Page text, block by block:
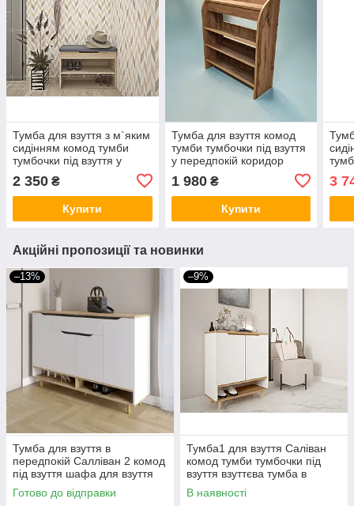
Тумба для взуття з м`яким
сидінням комод тумби
тумбочки під взуття у
взуттєва тумбочка ТО 9
680х360х490 мм.
2 350 ₴
Купити
Тумба для взуття комод
тумби тумбочки під взуття
у передпокій коридор
700х250х8000 мм.
1 980₴
Купити
3
Акційні пропозиції та новинки
–13%
Тумба для взуття в
передпокій Салліван 2 комод
під взуття шафа для взуття
взуттєва тумба з полицям
меблі в коридор 120×33×83
Готово до відправки
–9%
Тумба1 для взуття Саліван
комод тумби тумбочки під
взуття взуттєва тумба в
передпокій 600х330х830 мм
В наявності